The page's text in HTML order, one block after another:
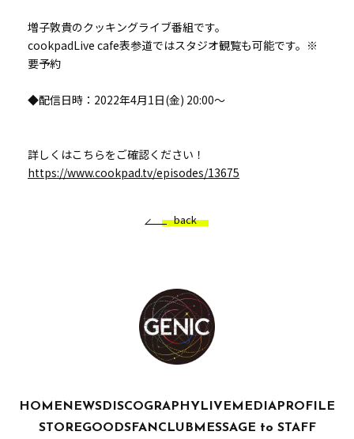
増子敦貴のクッキングライブ番組です。
cookpadLive cafe表参道ではスタジオ観覧も可能です。※
要予約
◆配信日時：2022年4月1日(金) 20:00～
詳しくはこちらをご確認ください！
https://www.cookpad.tv/episodes/13675
back
HOME NEWS DISCOGRAPHY LIVE MEDIA PROFILE
STOREGOODSFANCLUB MESSAGE to STAFF